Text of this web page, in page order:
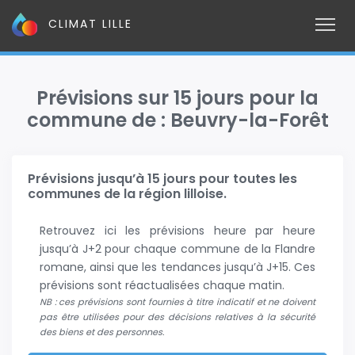
CLIMAT LILLE
Prévisions sur 15 jours pour la
commune de : Beuvry-la-Forêt
Prévisions jusqu’à 15 jours pour toutes les
communes de la région lilloise.
Retrouvez ici les prévisions heure par heure
jusqu’à J+2 pour chaque commune de la Flandre
romane, ainsi que les tendances jusqu’à J+15. Ces
prévisions sont réactualisées chaque matin.
NB : ces prévisions sont fournies à titre indicatif et ne doivent
pas être utilisées pour des décisions relatives à la sécurité
des biens et des personnes.